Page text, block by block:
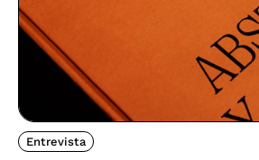
Entrevista